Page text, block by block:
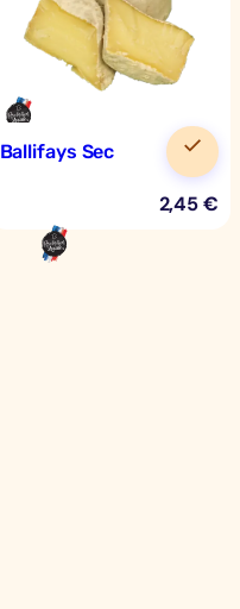
Ballifays Sec
2,45€